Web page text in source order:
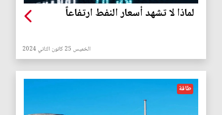
لماذا لا تشهد أسعار النفط ارتفاعاً
الخميس 25 كانون الثاني 2024
طاقة